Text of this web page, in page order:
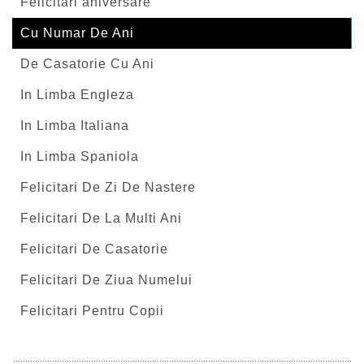
Cu Numar De Ani
De Casatorie Cu Ani
In Limba Engleza
In Limba Italiana
In Limba Spaniola
Felicitari De Zi De Nastere
Felicitari De La Multi Ani
Felicitari De Casatorie
Felicitari De Ziua Numelui
Felicitari Pentru Copii